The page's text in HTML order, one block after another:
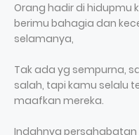
Orang hadir di hidupmu
berimu bahagia dan
selamanya,
Tak ada yg sempurna,
salah, tapi kamu selalu
maafkan mereka.
Indahnya